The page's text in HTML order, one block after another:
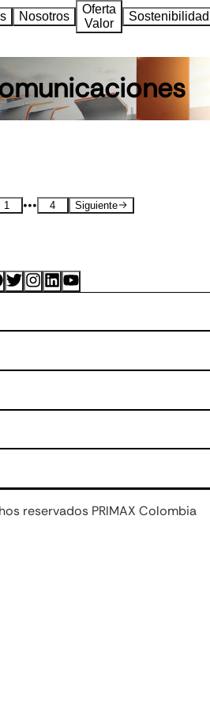
Nosotros
Oferta
Valor
Sostenibilidad
1 ••• 4 Siguiente
reservados PRIMAX Colombia